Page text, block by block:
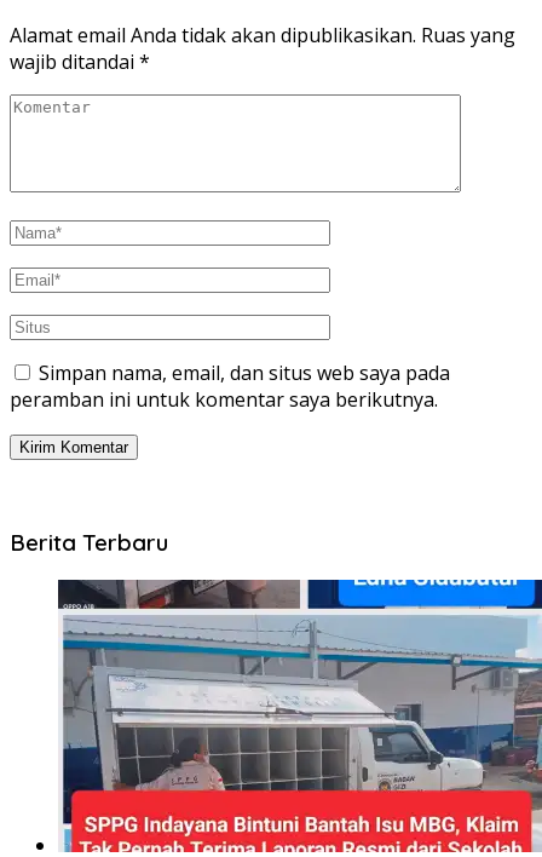
Alamat email Anda tidak akan dipublikasikan. Ruas yang
wajib ditandai *
Simpan nama, email, dan situs web saya pada
peramban ini untuk komentar saya berikutnya.
Berita Terbaru